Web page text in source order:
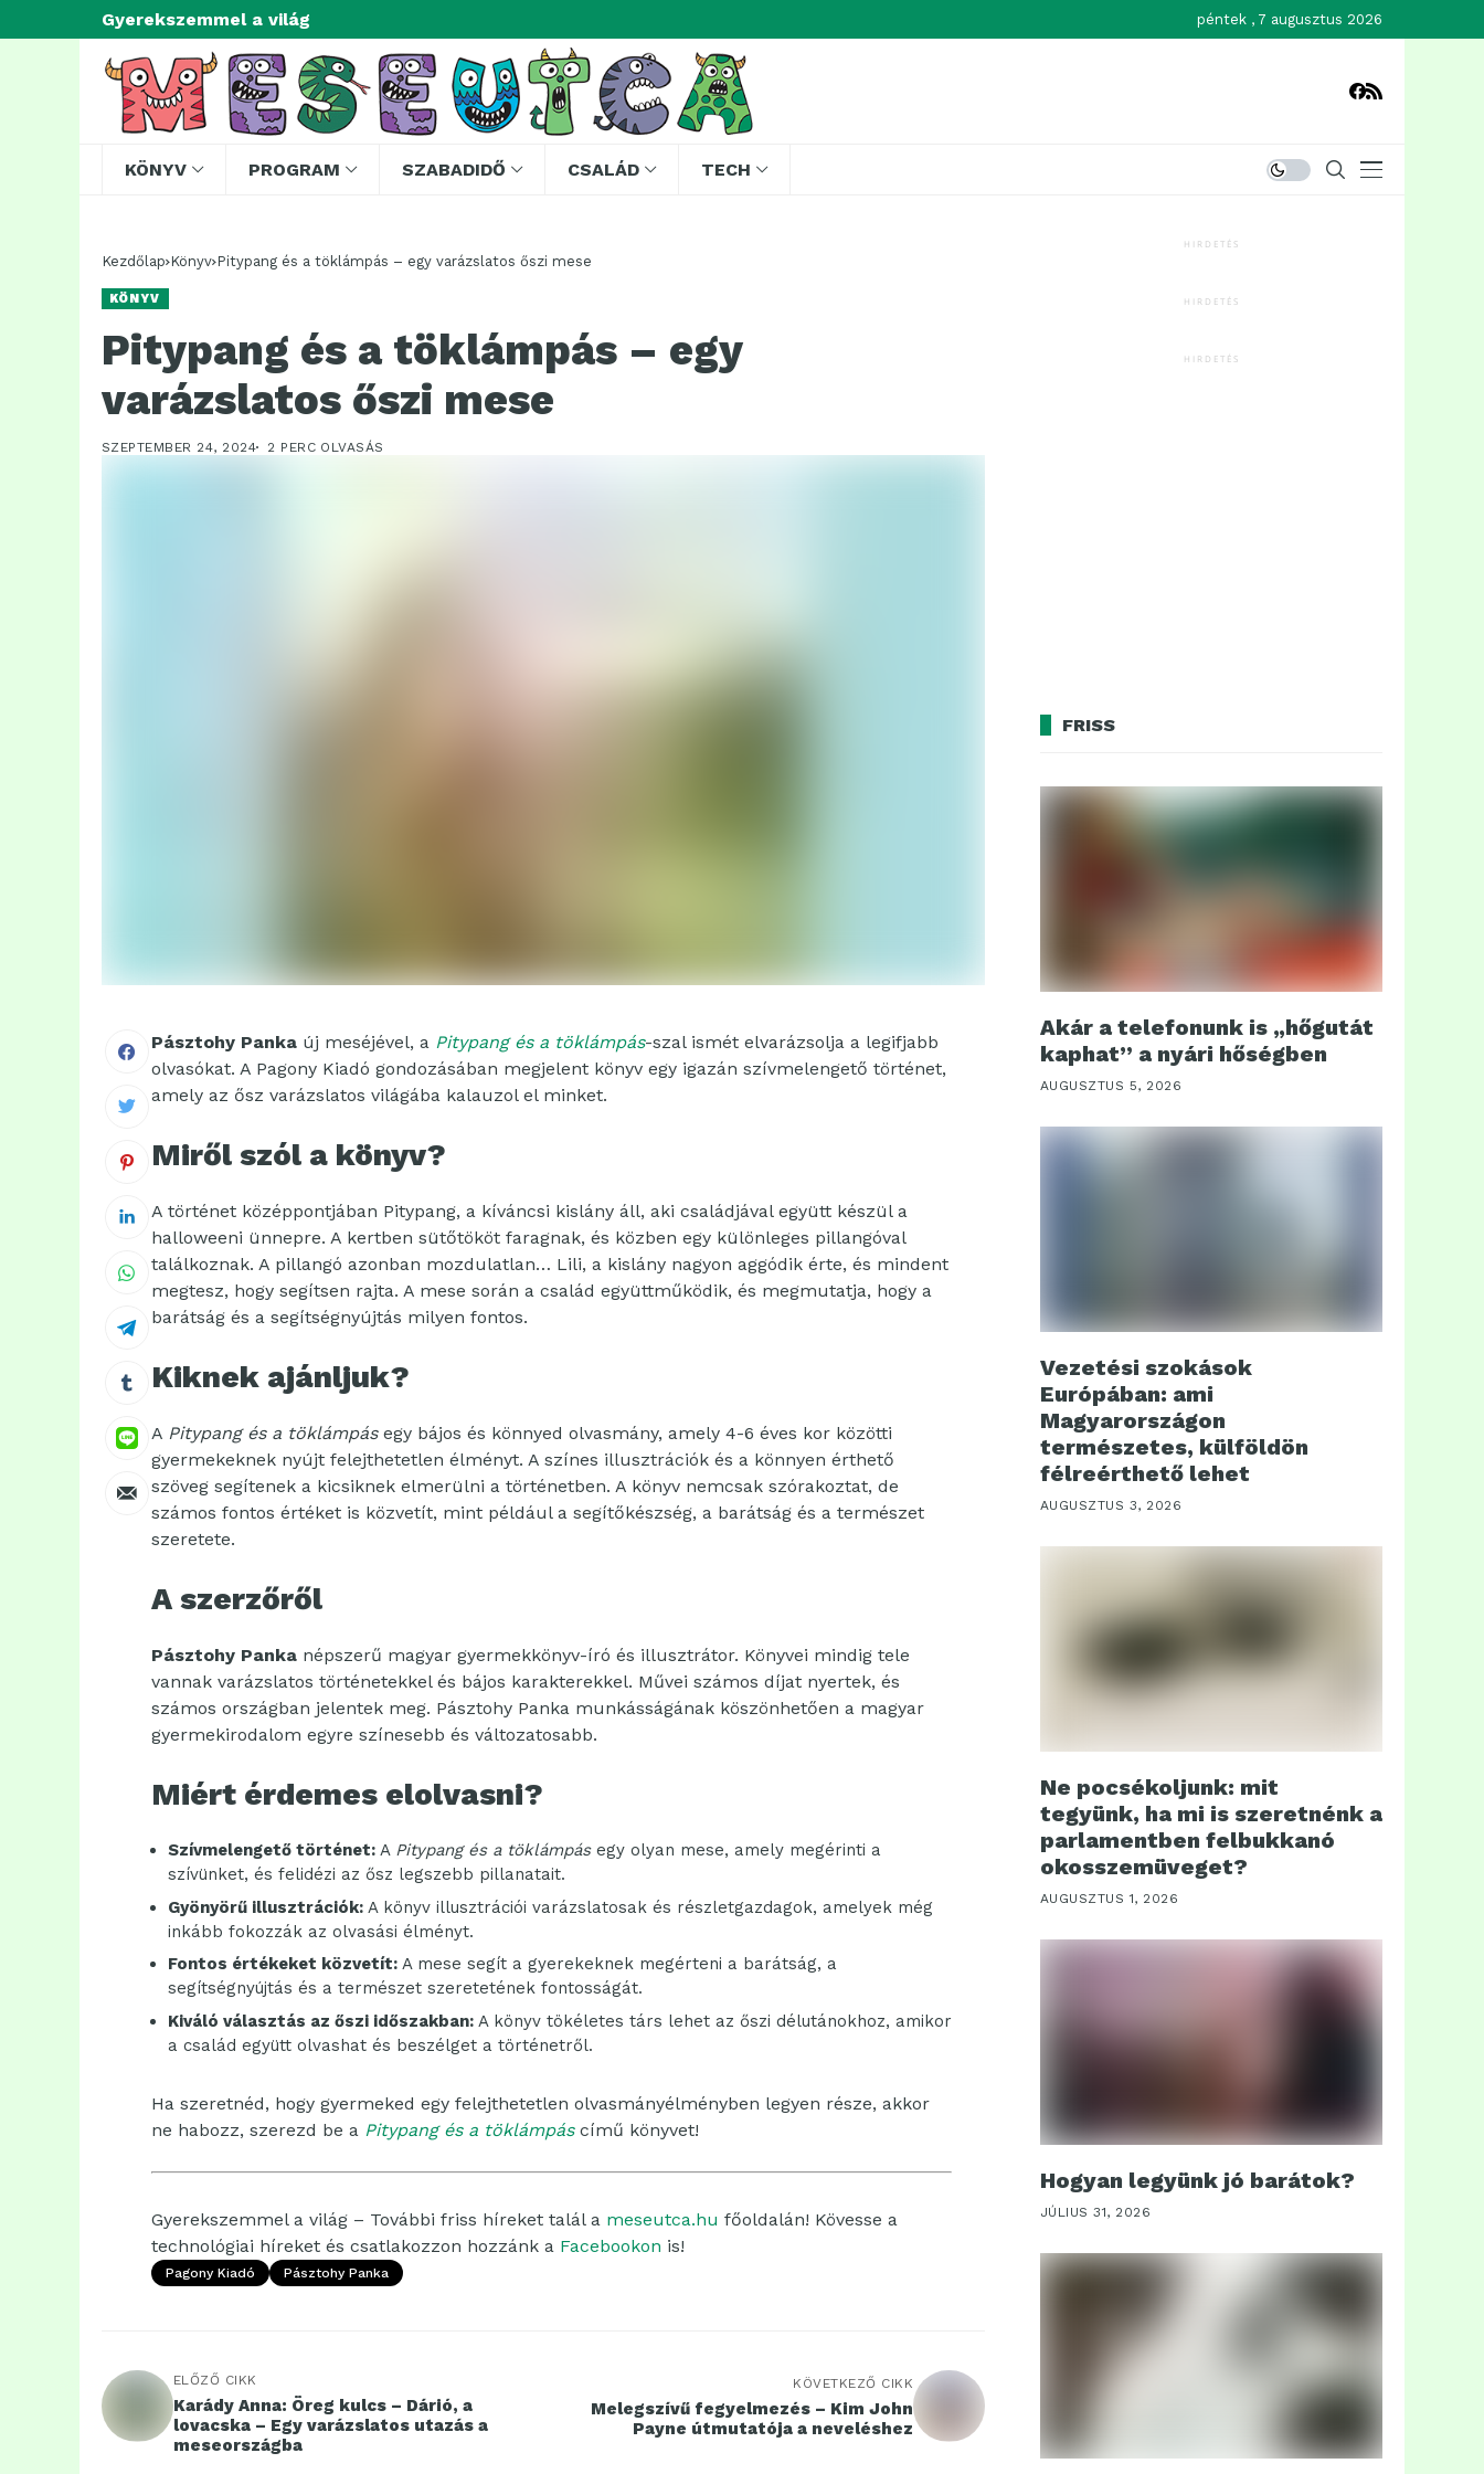
Gyerekszemmel a világ péntek , 7 augusztus 2026
KÖNYV PROGRAM SZABADIDŐ CSALÁD TECH
Kezdőlap Könyv Pitypang és a töklámpás – egy varázslatos őszi mese
KÖNYV
Pitypang és a töklámpás – egy
varázslatos őszi mese
SZEPTEMBER 24, 2024 2 PERC OLVASÁS
Pásztohy Panka új meséjével, a Pitypang és a töklámpás-szal ismét elvarázsolja a legifjabb
olvasókat. A Pagony Kiadó gondozásában megjelent könyv egy igazán szívmelengető történet,
amely az ősz varázslatos világába kalauzol el minket.
Miről szól a könyv?
A történet középpontjában Pitypang, a kíváncsi kislány áll, aki családjával együtt készül a
halloweeni ünnepre. A kertben sütőtököt faragnak, és közben egy különleges pillangóval
találkoznak. A pillangó azonban mozdulatlan… Lili, a kislány nagyon aggódik érte, és mindent
megtesz, hogy segítsen rajta. A mese során a család együttműködik, és megmutatja, hogy a
barátság és a segítségnyújtás milyen fontos.
Kiknek ajánljuk?
A Pitypang és a töklámpásegy bájos és könnyed olvasmány, amely 4-6 éves kor közötti
gyermekeknek nyújt felejthetetlen élményt. A színes illusztrációk és a könnyen érthető
szöveg segítenek a kicsiknek elmerülni a történetben. A könyv nemcsak szórakoztat, de
számos fontos értéket is közvetít, mint például a segítőkészség, a barátság és a természet
szeretete.
A szerzőről
Pásztohy Panka népszerű magyar gyermekkönyv-író és illusztrátor. Könyvei mindig tele
vannak varázslatos történetekkel és bájos karakterekkel. Művei számos díjat nyertek, és
számos országban jelentek meg. Pásztohy Panka munkásságának köszönhetően a magyar
gyermekirodalom egyre színesebb és változatosabb.
Miért érdemes elolvasni?
Szívmelengető történet: A Pitypang és a töklámpásegy olyan mese, amely megérinti a
szívünket, és felidézi az ősz legszebb pillanatait.
Gyönyörű illusztrációk: A könyv illusztrációi varázslatosak és részletgazdagok, amelyek még
inkább fokozzák az olvasási élményt.
Fontos értékeket közvetít: A mese segít a gyerekeknek megérteni a barátság, a
segítségnyújtás és a természet szeretetének fontosságát.
Kiváló választás az őszi időszakban: A könyv tökéletes társ lehet az őszi délutánokhoz, amikor
a család együtt olvashat és beszélget a történetről.
Ha szeretnéd, hogy gyermeked egy felejthetetlen olvasmányélményben legyen része, akkor
ne habozz, szerezd be a Pitypang és a töklámpáscímű könyvet!
Gyerekszemmel a világ – További friss híreket talál a meseutca.hu főoldalán! Kövesse a
technológiai híreket és csatlakozzon hozzánk a Facebookon is!
Pagony Kiadó Pásztohy Panka
ELŐZŐ CIKK
Karády Anna: Öreg kulcs – Dárió, a
lovacska – Egy varázslatos utazás a
meseországba
KÖVETKEZŐ CIKK
Melegszívű fegyelmezés – Kim John
Payne útmutatója a neveléshez
HIRDETÉS
HIRDETÉS
HIRDETÉS
FRISS
Akár a telefonunk is „hőgutát
kaphat” a nyári hőségben
AUGUSZTUS 5, 2026
Vezetési szokások
Európában: ami
Magyarországon
természetes, külföldön
félreérthető lehet
AUGUSZTUS 3, 2026
Ne pocsékoljunk: mit
tegyünk, ha mi is szeretnénk a
parlamentben felbukkanó
okosszemüveget?
AUGUSZTUS 1, 2026
Hogyan legyünk jó barátok?
JÚLIUS 31, 2026